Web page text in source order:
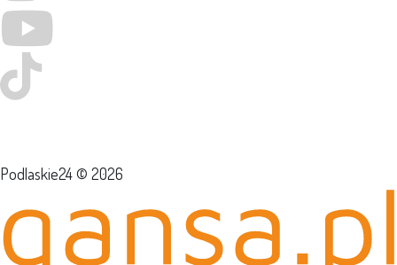
Podlaskie24 © 2026